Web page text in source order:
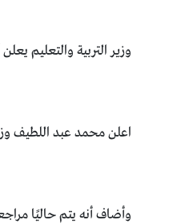
وزير التربية والتعليم
اعلن محمد عبد اللطيف
وأضاف أنه يتم حاليًا